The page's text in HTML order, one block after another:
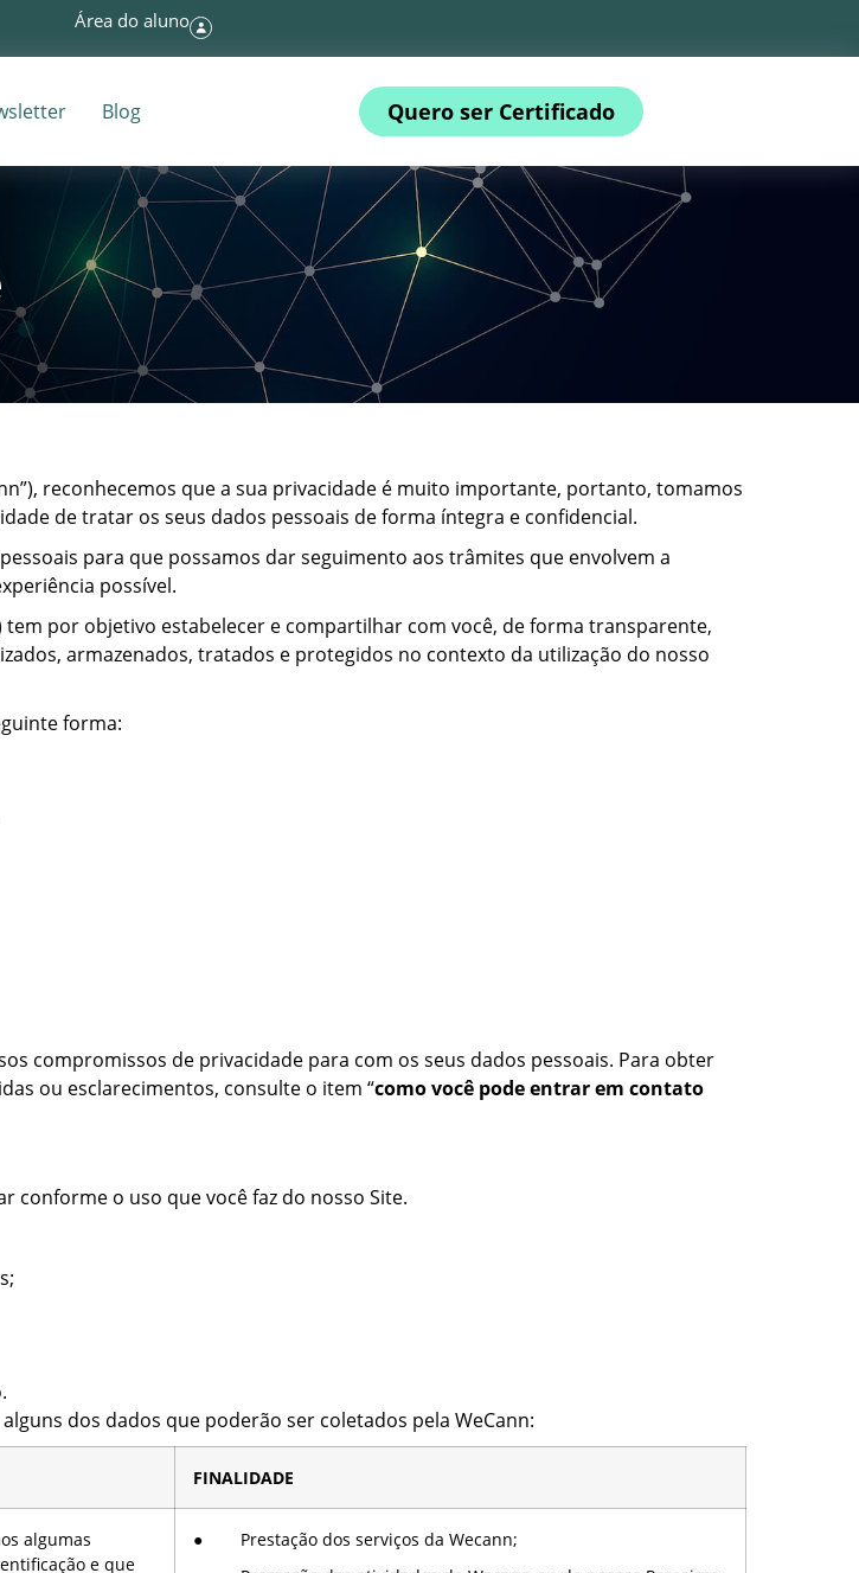
Área do aluno
Blog Quero ser Certificado
reconhecemos que a sua privacidade é muito importante, portanto, tomamos
de tratar os seus dados pessoais de forma íntegra e confidencial.
para que possamos dar seguimento aos trâmites que envolvem a
possível.
tem por objetivo estabelecer e compartilhar com você, de forma transparente,
armazenados, tratados e protegidos no contexto da utilização do nosso
forma:
compromissos de privacidade para com os seus dados pessoais. Para obter
ou esclarecimentos, consulte o item “como você pode entrar em contato
conforme o uso que você faz do nosso Site.
dos dados que poderão ser coletados pela WeCann:
FINALIDADE
algumas
e que
● Prestação dos serviços da Wecann;